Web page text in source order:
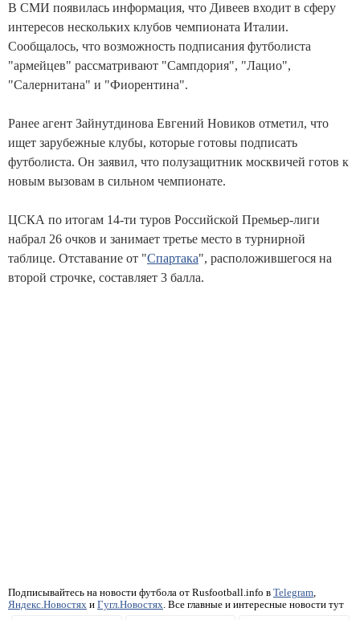
В СМИ появилась информация, что Дивеев входит в сферу
интересов нескольких клубов чемпионата Италии.
Сообщалось, что возможность подписания футболиста
"армейцев" рассматривают "Сампдория", "Лацио",
"Салернитана" и "Фиорентина".
Ранее агент Зайнутдинова Евгений Новиков отметил, что
ищет зарубежные клубы, которые готовы подписать
футболиста. Он заявил, что полузащитник москвичей готов к
новым вызовам в сильном чемпионате.
ЦСКА по итогам 14-ти туров Российской Премьер-лиги
набрал 26 очков и занимает третье место в турнирной
таблице. Отставание от "Спартака", расположившегося на
второй строчке, составляет 3 балла.
Подписывайтесь на новости футбола от Rusfootball.info в Telegram,
Яндекс.Новостях и Гугл.Новостях. Все главные и интересные новости тут